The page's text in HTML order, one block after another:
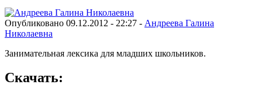
Опубликовано 09.12.2012 - 22:27 - Андреева Галина
Николаевна
Занимательная лексика для младших школьников.
Скачать: